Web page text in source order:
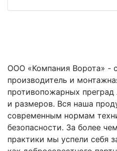
ООО «Компания Ворота» -
производитель и
противопожарных
и размеров. Вся наша
современным нормам
безопасности. За более
практики мы успели себя